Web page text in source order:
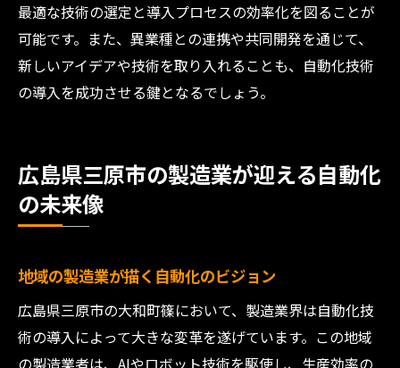
最適な技術の選定と導入プロセスの効率化を図ることが
可能です。また、異業種との連携や共同開発を通じて、
新しいアイデアや技術を取り入れることも、自動化技術
の導入を成功させる鍵となるでしょう。
広島県三原市の製造業が迎える自動化
の未来像
地域の製造業が描く自動化のビジョン
広島県三原市の大和町篠において、製造業界は自動化技
術の導入によって大きな変革を遂げています。この地域
の製造業者は、AIやロボット技術を駆使し、生産効率の